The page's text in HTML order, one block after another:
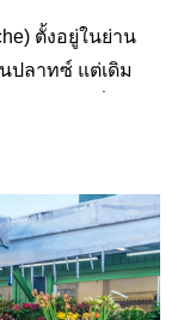
ตั้งอยู่ในย่าน
ปลาทซ์ แต่เดิม
าทอลิค โบสถ์
แอลป์ตอนเหนือ
ปัตยกรรมใน
ถ์ต่างๆ ด้วย
รมนีใต้ ภายใน